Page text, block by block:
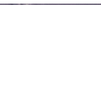
Por Omar Garfias